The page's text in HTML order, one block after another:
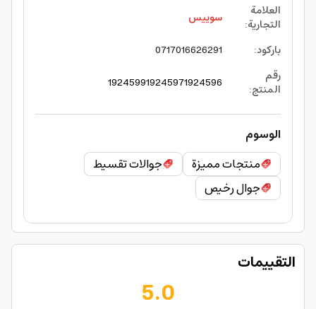
العلامة
التجارية:
سوييس
باركود:
0717016626291
رقم
المنتج:
1924596
1924597
1924599
الوسوم
منتجات مميزة
جوالات تقسيط
جوال رخيص
التقييمات
5.0